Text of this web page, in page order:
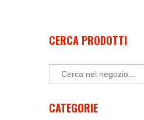
CERCA PRODOTTI
CATEGORIE